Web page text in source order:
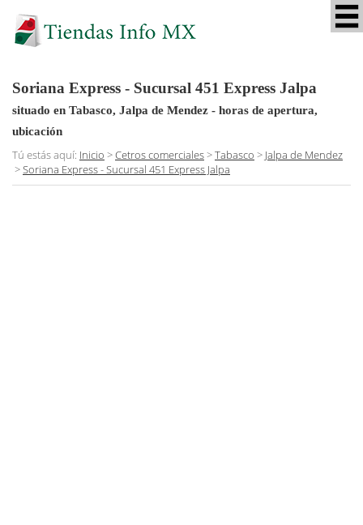
Soriana Express - Sucursal 451 Express Jalpa
situado en Tabasco, Jalpa de Mendez - horas de apertura,
ubicación
Tú estás aquí: Inicio >Cetros comerciales>Tabasco > Jalpa de Mendez
>Soriana Express - Sucursal 451 Express Jalpa